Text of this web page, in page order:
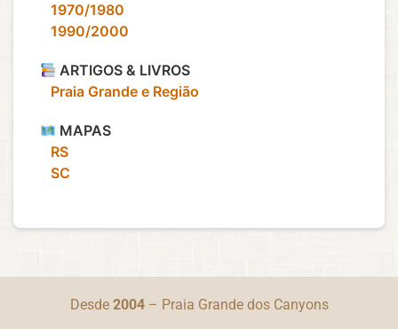
‎ ‎ ‎ 1970/1980
‎ ‎ ‎ 1990/2000
ARTIGOS & LIVROS
‎ ‎ ‎ Praia Grande e Região
MAPAS
‎ ‎ ‎ RS
‎ ‎ ‎ SC
Desde 2004– Praia Grande dos Canyons